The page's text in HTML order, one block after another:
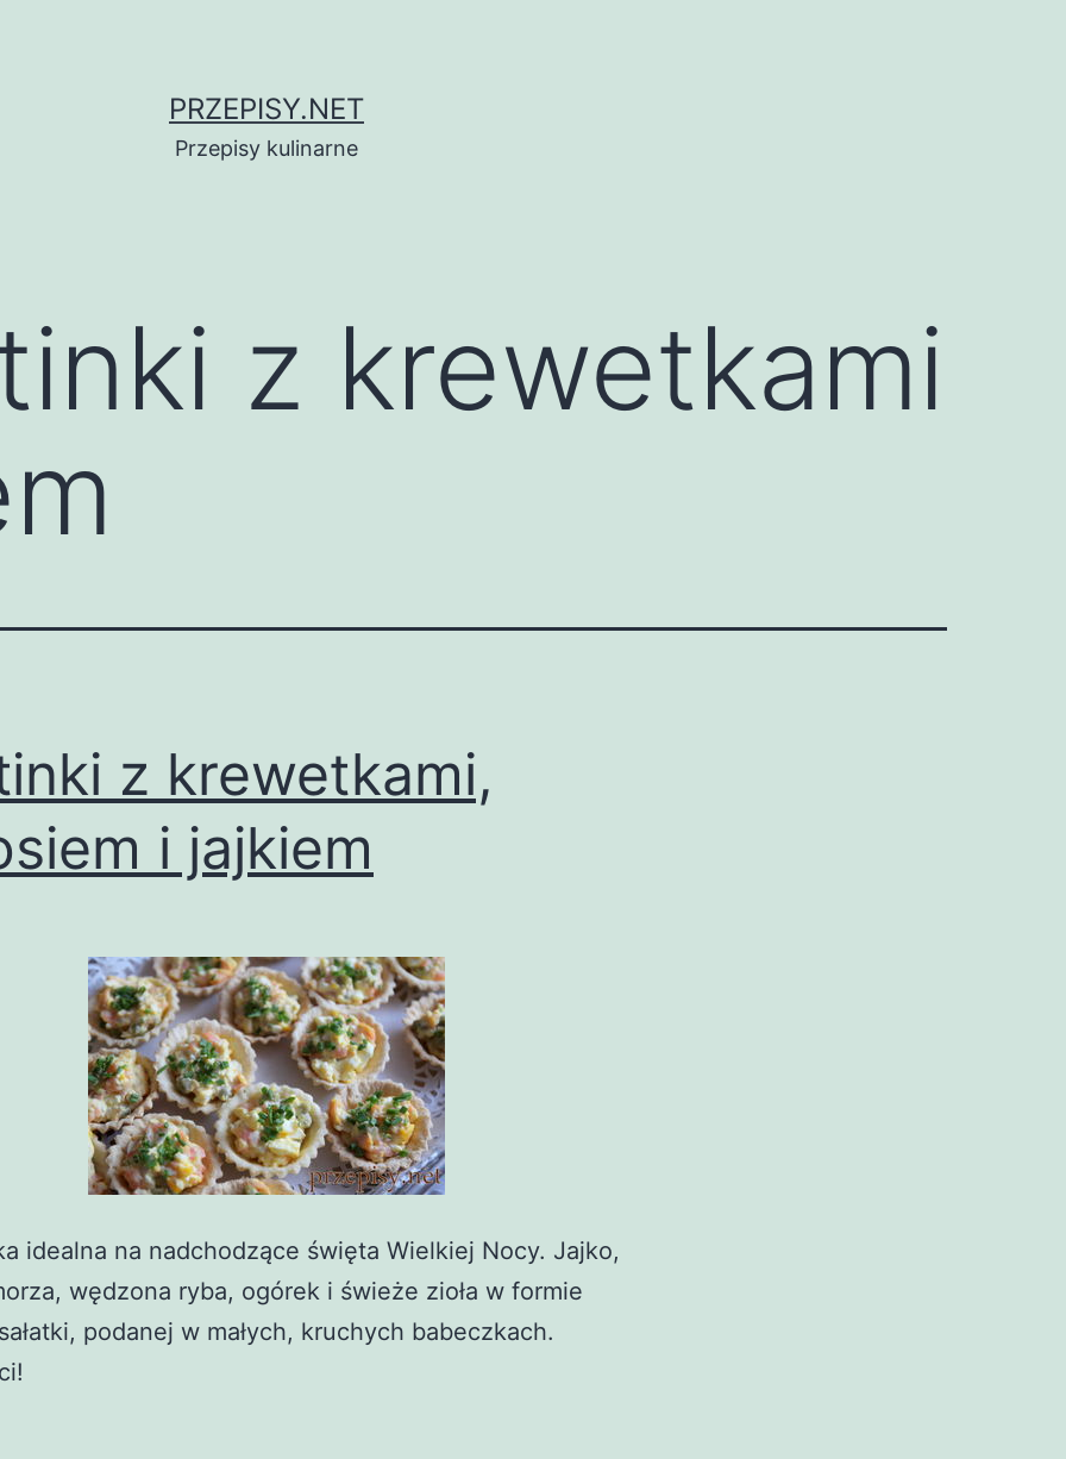
PRZEPISY.NET
Przepisy kulinarne
z krewetkami
z krewetkami,
i jajkiem
idealna na nadchodzące święta Wielkiej Nocy. Jajko,
wędzona ryba, ogórek i świeże zioła w formie
podanej w małych, kruchych babeczkach.